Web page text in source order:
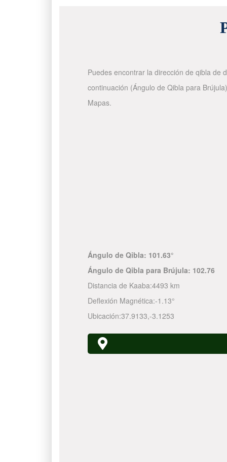
Puedes encontrar la dirección de qibla de
continuación (Ángulo de Qibla para
Mapas.
Ángulo de Qibla: 101.63°
Ángulo de Qibla para Brújula: 102.76
Distancia de Kaaba:4493 km
Deflexión Magnética:-1.13°
Ubicación:37.9133,-3.1253